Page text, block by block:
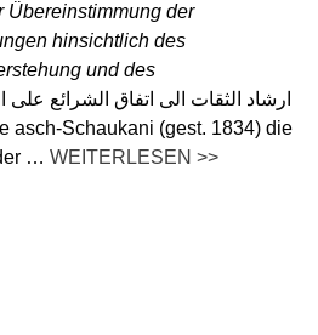
Übereinstimmung der
hinsichtlich des
und des
… WEITERLESEN >>